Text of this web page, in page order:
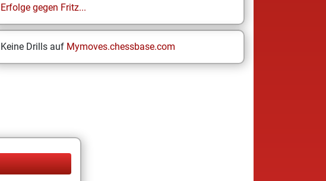
Erfolge gegen Fritz...
Keine Drills auf Mymoves.chessbase.com